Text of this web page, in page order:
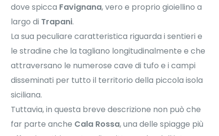
dove spicca Favignana, vero e proprio gioiellino a
largo di Trapani.
La sua peculiare caratteristica riguarda i sentieri e
le stradine che la tagliano longitudinalmente e che
attraversano le numerose cave di tufo e i campi
disseminati per tutto il territorio della piccola isola
siciliana.
Tuttavia, in questa breve descrizione non può che
far parte anche Cala Rossa, una delle spiagge più